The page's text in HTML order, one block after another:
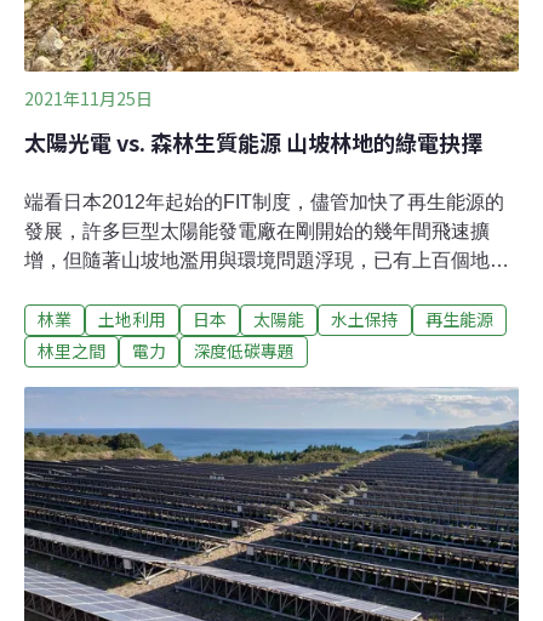
2021年11月25日
太陽光電 vs. 森林生質能源 山坡林地的綠電抉擇
端看日本2012年起始的FIT制度，儘管加快了再生能源的
發展，許多巨型太陽能發電廠在剛開始的幾年間飛速擴
增，但隨著山坡地濫用與環境問題浮現，已有上百個地方
聯合國氣候變遷大會（COP26）結束，在新一波的綠電及
減碳承諾驅動下，日本如何在當下的太陽能困境中，找到
用山坡地架設大量太陽能板，達到節能減碳的目標呢？山
坡利用問題頻繁 太陽能設置減緩日本太陽能發電裝置量最
大的一年為2013年，之後逐年下滑，今年僅剩少部分廠商
有意願設置大型的太陽能發電裝置。觀察其中原因，除了
居民的抗爭、層出不窮的衍生災害，便是地方自治體回應
國家綠能發展政策，在法律許可內設立相關條例與嚴格的
審查措施，限制山坡地上架設太陽能板的浮濫現象。以條
例內容區分，共可分為四類。1. 規範條例 ：（1）規劃特
林業 土地利用 日本 太陽能 水土保持
再生能源
林里之間
電力 深度低碳專題